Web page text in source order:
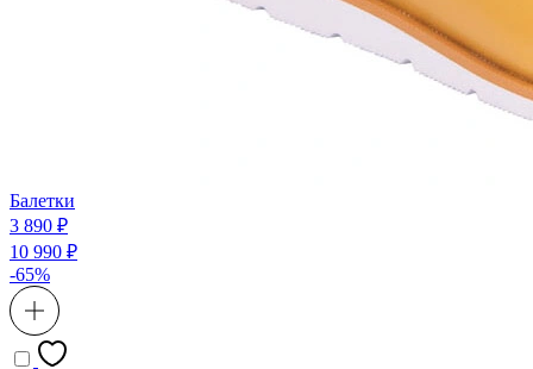
Балетки
3 890 ₽
10 990 ₽
-65%